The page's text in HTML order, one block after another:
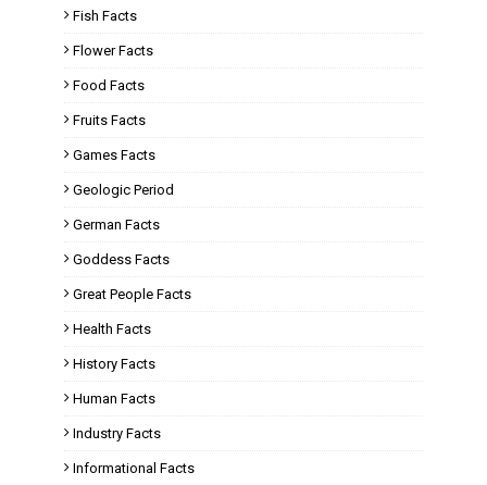
Fish Facts
Flower Facts
Food Facts
Fruits Facts
Games Facts
Geologic Period
German Facts
Goddess Facts
Great People Facts
Health Facts
History Facts
Human Facts
Industry Facts
Informational Facts